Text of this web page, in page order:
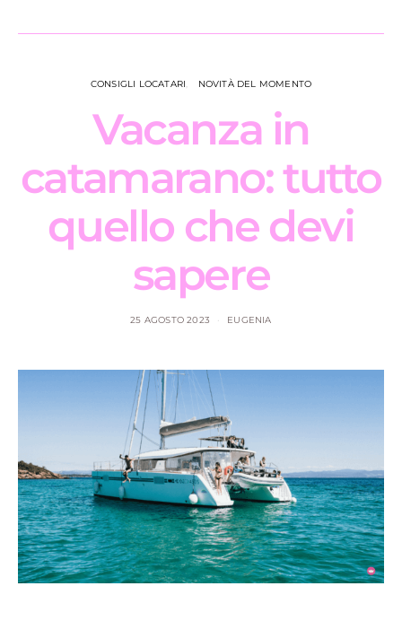
CONSIGLI LOCATARI NOVITÀ DEL MOMENTO
Vacanza in
catamarano: tutto
quello che devi
sapere
25 AGOSTO 2023 EUGENIA